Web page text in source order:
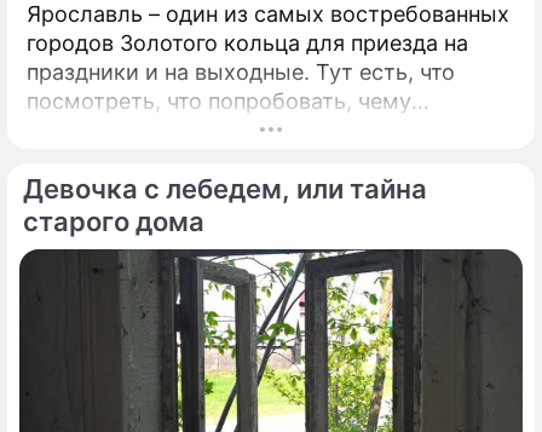
Ярославль – один из самых востребованных
городов Золотого кольца для приезда на
праздники и на выходные. Тут есть, что
посмотреть, что попробовать, чему
удивиться. Популяризации города во многом
на протяжении 17 лет устраивает тут
Международный музыкальный фестиваль.
Этот форум, который проводит самый
известный альтист и дирижер страны, –
явление уникальное.
Девочка с лебедем, или тайна
старого дома